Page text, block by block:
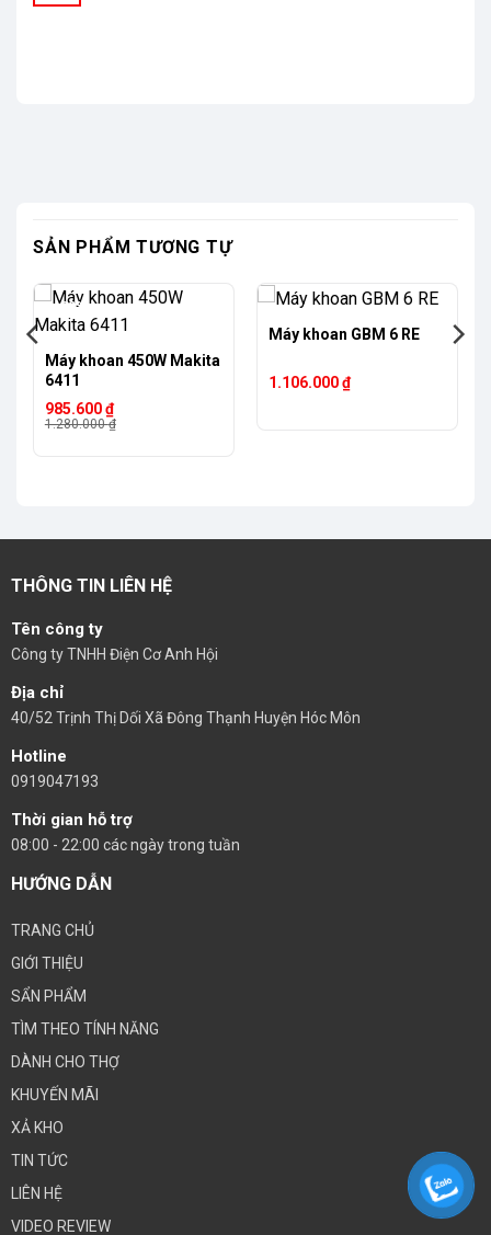
SẢN PHẨM TƯƠNG TỰ
-23%
Máy khoan 450W Makita
6411
1.280.000₫
Giá
gốc
985.600₫
Giá
hiện
Máy khoan GBM 6 RE
1.106.000₫
THÔNG TIN LIÊN HỆ
Tên công ty
Công ty TNHH Điện Cơ Anh Hội
Địa chỉ
40/52 Trịnh Thị Dối Xã Đông Thạnh Huyện Hóc Môn
Hotline
0919047193
Thời gian hỗ trợ
08:00 - 22:00 các ngày trong tuần
HƯỚNG DẪN
TRANG CHỦ
GIỚI THIỆU
SẨN PHẨM
TÌM THEO TÍNH NĂNG
DÀNH CHO THỢ
KHUYẾN MÃI
XẢ KHO
TIN TỨC
LIÊN HỆ
VIDEO REVIEW